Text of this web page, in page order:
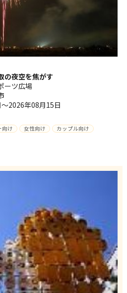
の夜空を焦がす
ーツ広場
2026年08月15日
向け 女性向け
カップル向け